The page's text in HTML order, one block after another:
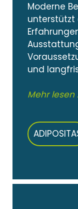
Moderne
unterstützt
und
Mehr lesen